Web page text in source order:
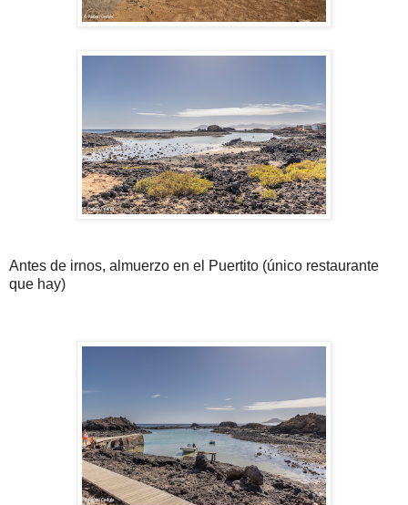
Antes de irnos, almuerzo en el Puertito (único restaurante
que hay)